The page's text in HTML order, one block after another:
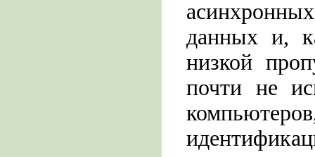
данных и,
низкой
почти не